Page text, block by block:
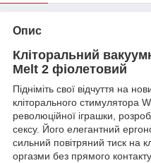
Опис
Кліторальний
Melt 2 фіолетовий
Підніміть свої відчуття на
кліторального стимулятора
революційної іграшки,
сексу. Його елегантний
сильний повітряний тиск на
оргазми без прямого контакту.